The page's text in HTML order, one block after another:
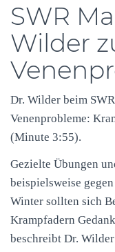
SWR
Wilder
Dr. Wilder beim SWR
Venenprobleme:
(Minute 3:55).
Gezielte Übungen
beispielsweise
Winter sollten sich
Krampfadern
beschreibt Dr.